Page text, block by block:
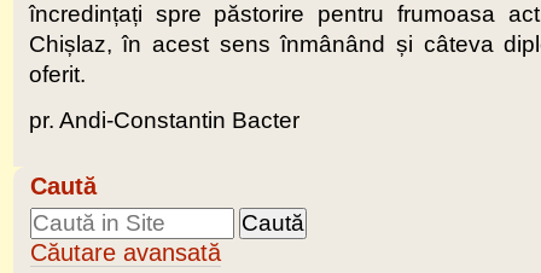
încredințați spre păstorire pentru frumoasa
Chișlaz, în acest sens înmânând și câteva
oferit.
pr. Andi-Constantin Bacter
Caută
Căutare avansată